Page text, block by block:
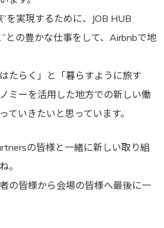
を実現するために、JOB HUB
との豊かな仕事をして、Airbnbで地
たらく」と「暮らすように旅す
ミーを活用した地方での新しい働
ていきたいと思っています。
の皆様と一緒に新しい取り組
。
の皆様から会場の皆様へ最後に一